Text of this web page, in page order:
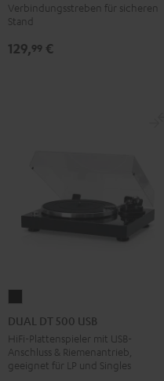
Schwarz
Verbindungsstreben für sicheren
Stand
129,99 €
DT
500
USB
Schwarz
DUAL DT 500 USB
HiFi-Plattenspieler mit USB-
Anschluss & Riemenantrieb,
geeignet für LP und Singles